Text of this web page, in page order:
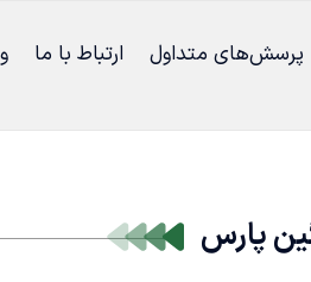
پرسش‌‌های متداول ارتباط با ما
پارس